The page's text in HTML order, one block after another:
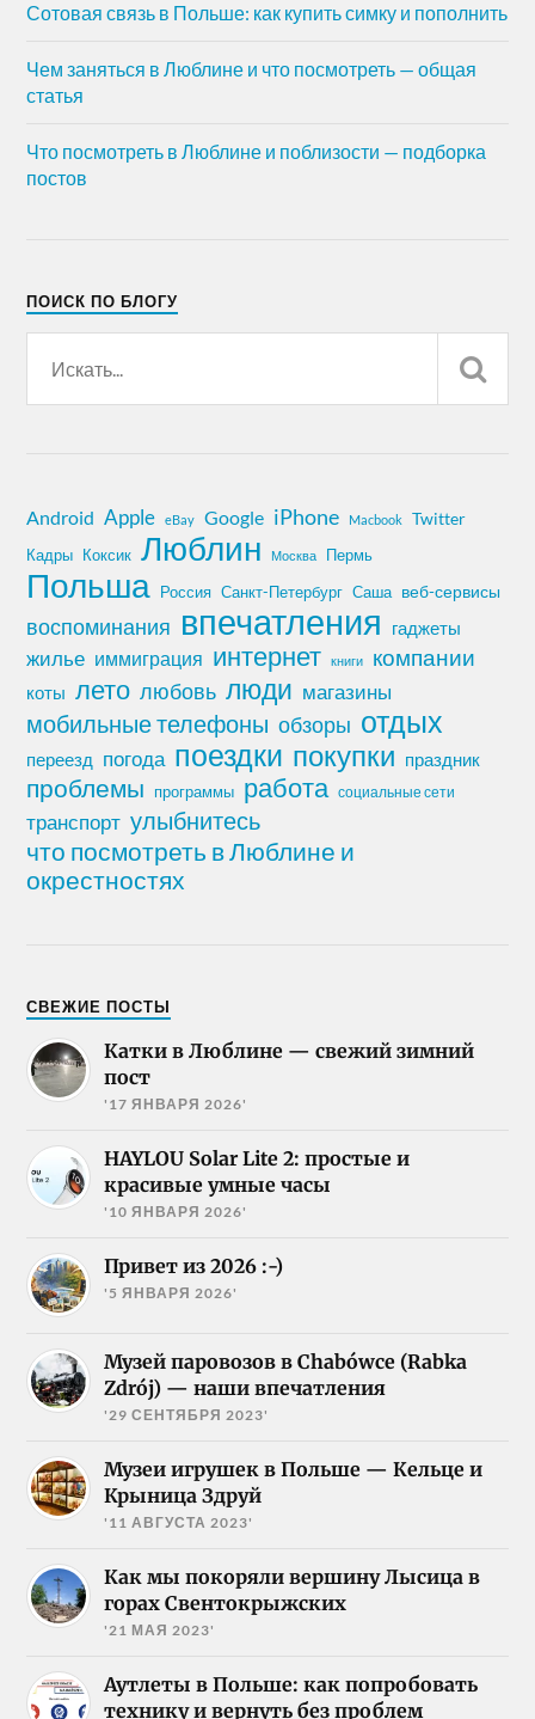
Сотовая связь в Польше: как купить симку и пополнить
Чем заняться в Люблине и что посмотреть — общая
статья
Что посмотреть в Люблине и поблизости — подборка
постов
ПОИСК ПО БЛОГУ
Android Apple eBay Google iPhone Macbook Twitter
Кадры Коксик Люблин Москва Пермь
Польша Россия Санкт-Петербург Саша веб-сервисы
воспоминания впечатления гаджеты
жилье иммиграция интернет книги компании
коты лето любовь люди магазины
мобильные телефоны обзоры отдых
переезд погода поездки покупки праздник
проблемы программы работа социальные сети
транспорт улыбнитесь
что посмотреть в Люблине и
окрестностях
СВЕЖИЕ ПОСТЫ
Катки в Люблине — свежий зимний
пост
'17 ЯНВАРЯ 2026'
HAYLOU Solar Lite 2: простые и
красивые умные часы
'10 ЯНВАРЯ 2026'
Привет из 2026 :-)
'5 ЯНВАРЯ 2026'
Музей паровозов в Chabówce (Rabka
Zdrój) — наши впечатления
'29 СЕНТЯБРЯ 2023'
Музеи игрушек в Польше — Кельце и
Крыница Здруй
'11 АВГУСТА 2023'
Как мы покоряли вершину Лысица в
горах Свентокрыжских
'21 МАЯ 2023'
Аутлеты в Польше: как попробовать
технику и вернуть без проблем